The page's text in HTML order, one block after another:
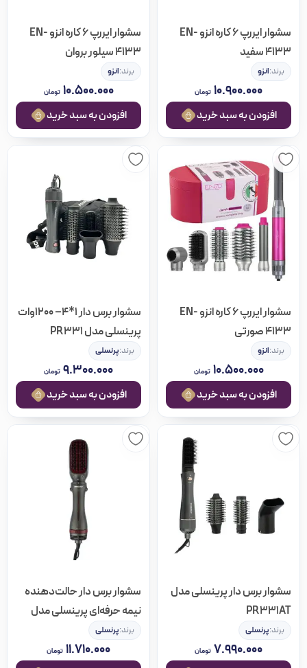
سشوار ایررپ 6 کاره انزو EN-
4133 سفید
برند:انزو
۱۰.۹۰۰.۰۰۰ تومان
افزودن به سبد خرید
سشوار ایررپ 6 کاره انزو EN-
4133 سیلور بروان
برند:انزو
۱۰.۵۰۰.۰۰۰ تومان
افزودن به سبد خرید
سشوار ایررپ 6 کاره انزو EN-
4133 صورتی
برند:انزو
۱۰.۵۰۰.۰۰۰ تومان
افزودن به سبد خرید
سشوار برس دار 1*4– 1200وات
پرینسلی مدل PR331
برند:پرنسلی
۹.۳۰۰.۰۰۰ تومان
افزودن به سبد خرید
سشوار برس دار پرینسلی مدل
PR331AT
برند:پرنسلی
۷.۹۹۰.۰۰۰ تومان
سشوار برس دار حالت‌دهنده
نیمه حرفه‌ای پرینسلی مدل
PR246AT
برند:پرنسلی
۱۱.۷۱۰.۰۰۰ تومان